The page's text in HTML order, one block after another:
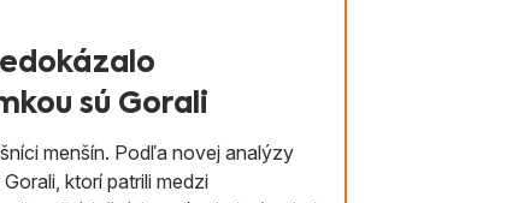
sú Gorali
menšín. Podľa novej analýzy
ktorí patrili medzi